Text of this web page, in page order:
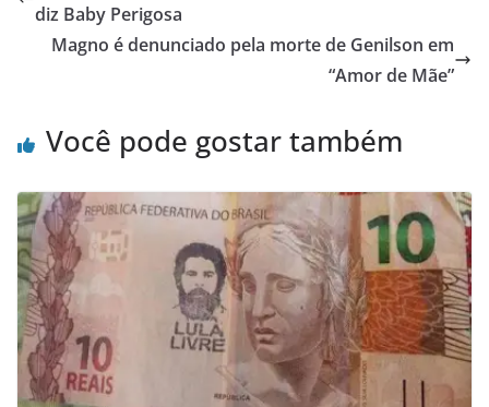
diz Baby Perigosa
Magno é denunciado pela morte de Genilson em
“Amor de Mãe”
Você pode gostar também